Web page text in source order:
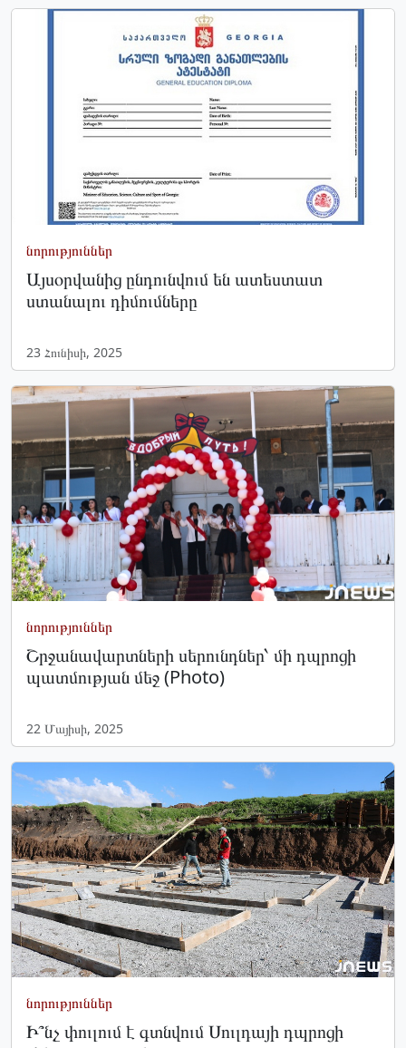
նորություններ
Այսօրվանից ընդունվում են ատեստատ
ստանալու դիմումները
23 Հունիսի, 2025
նորություններ
Շրջանավարտների սերունդներ՝ մի դպրոցի
պատմության մեջ (Photo)
22 Մայիսի, 2025
նորություններ
Ի՞նչ փուլում է գտնվում Սուլդայի դպրոցի